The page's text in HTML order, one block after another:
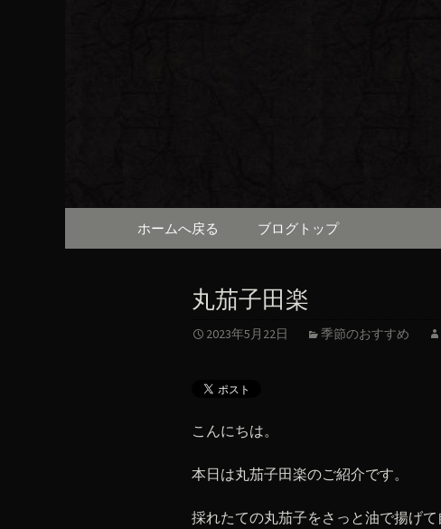
京都・先
（ろびん）
京都・先斗町の京町家で美
知らせや、お料理について最
コンテンツへ移動
ホームへ戻る ブログトップ
丸茄子田楽
2023年5月22日 季節のおすすめ
こんにちは。
本日は丸茄子田楽のご紹介です。
採れたての丸茄子をさっと油で揚げ